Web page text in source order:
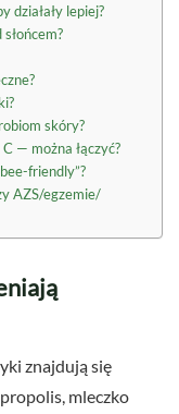
działały lepiej?
skóry?
— można łączyć?
friendly”?
AZS/egzemie/
znajdują się
mleczko